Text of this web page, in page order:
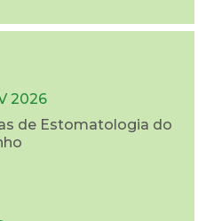
2026
de Estomatologia do